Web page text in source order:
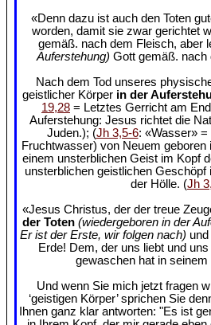
«Denn dazu ist auch den Toten
worden, damit sie zwar gerichtet
gemäß. nach dem Fleisch, aber
Auferstehung) Gott gemäß. nach
Nach dem Tod unseres
geistlicher Körper in der
19,28 = Letztes Gerricht am
Auferstehung: Jesus richtet die
Juden.); (Jh 3,5-6: «Wasser» =
Fruchtwasser) von Neuem geboren
einem unsterblichen Geist im Kopf
unsterblichen geistlichen
der Hölle. (Jh
«Jesus Christus, der der treue
der Toten (wiedergeboren in der
Er ist der Erste, wir folgen nach)
Erde! Dem, der uns liebt und
gewaschen hat in seinem
Und wenn Sie mich jetzt fragen
‘geistigen Körper’ sprichen Sie
Ihnen ganz klar antworten: "Es ist